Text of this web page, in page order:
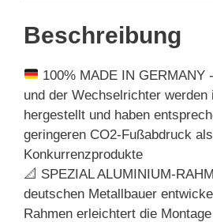
Beschreibung
100% MADE IN GERMANY
und der Wechselrichter werden
hergestellt und haben
geringeren CO2-Fußabdruck
Konkurrenzprodukte
📐 SPEZIAL ALUMINIUM-
deutschen Metallbauer
Rahmen erleichtert die